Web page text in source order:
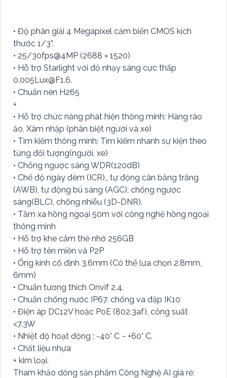
• Độ phân giải 4 Megapixel cảm biến CMOS kích
thước 1/3”.
• 25/30fps@4MP (2688 × 1520)
• Hỗ trợ Starlight với độ nhạy sáng cực thấp
0.005Lux@F1.6.
• Chuẩn nén H265
+
• Hỗ trợ chức năng phát hiện thông minh: Hàng rào
ảo, Xâm nhập (phân biệt người và xe)
• Tìm kiếm thông minh: Tìm kiếm nhanh sự kiện theo
từng đối tượng(người, xe)
• Chống ngược sáng WDR(120dB)
• Chế độ ngày đêm (ICR),, tự động cân bằng trắng
(AWB), tự động bù sáng (AGC), chống ngược
sáng(BLC), chống nhiễu (3D-DNR).
• Tầm xa hồng ngoại 50m với công nghệ hồng ngoại
thông minh
• Hỗ trợ khe cắm thẻ nhớ 256GB
• Hỗ trợ tên miền và P2P
• Ống kính cố định 3.6mm (Có thể lựa chọn 2.8mm,
6mm)
• Chuẩn tương thích Onvif 2.4.
• Chuẩn chống nước IP67, chống va đập IK10
• Điện áp DC12V hoặc PoE (802.3af), công suất
<7.3W
• Nhiệt độ hoạt động : -40° C ~ +60° C.
• Chất liệu nhựa
+ kim loại.
Tham khảo dòng sản phẩm Công Nghệ AI giá rẻ: